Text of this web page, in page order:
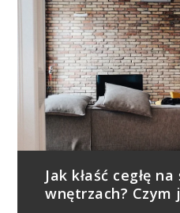
Jak kłaść cegłę
wnętrzach? Czym